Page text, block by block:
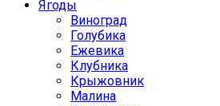
Ягоды
Виноград
Голубика
Ежевика
Клубника
Крыжовник
Малина